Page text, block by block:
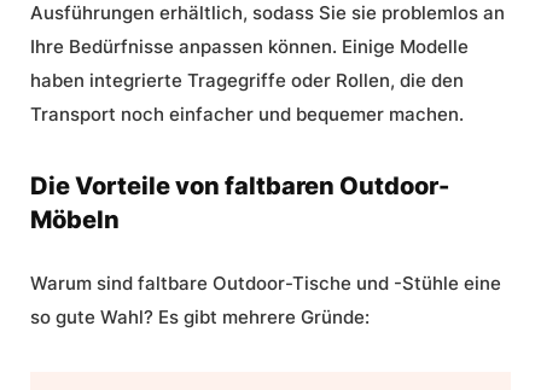
Ausführungen erhältlich, sodass Sie sie problemlos an
Ihre Bedürfnisse anpassen können. Einige Modelle
haben integrierte Tragegriffe oder Rollen, die den
Transport noch einfacher und bequemer machen.
Die Vorteile von faltbaren Outdoor-
Möbeln
Warum sind faltbare Outdoor-Tische und -Stühle eine
so gute Wahl? Es gibt mehrere Gründe: